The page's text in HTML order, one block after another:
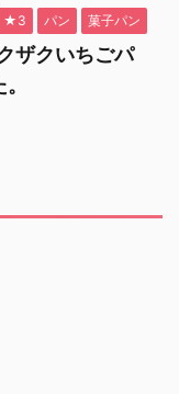
★3 パン 菓子パン
ザクいちごパ